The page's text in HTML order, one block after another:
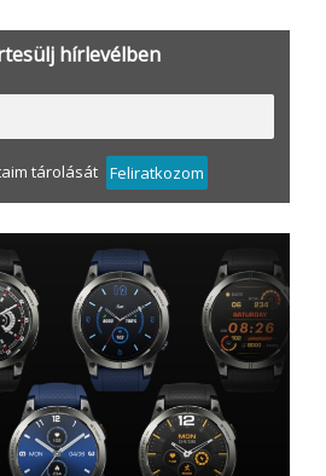
hírlevélben
tárolását Feliratkozom